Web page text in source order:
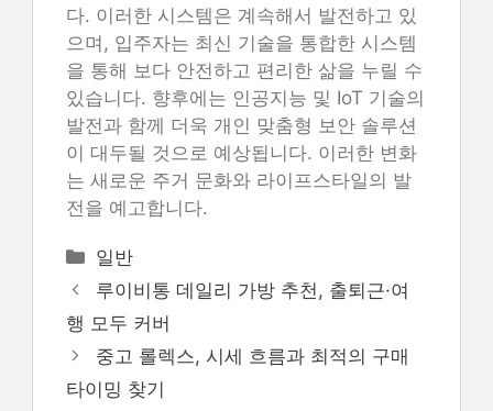
다. 이러한 시스템은 계속해서 발전하고 있
으며, 입주자는 최신 기술을 통합한 시스템
을 통해 보다 안전하고 편리한 삶을 누릴 수
있습니다. 향후에는 인공지능 및 IoT 기술의
발전과 함께 더욱 개인 맞춤형 보안 솔루션
이 대두될 것으로 예상됩니다. 이러한 변화
는 새로운 주거 문화와 라이프스타일의 발
전을 예고합니다.
카
테
고
리
일반
루이비통 데일리 가방 추천, 출퇴근·여
행 모두 커버
중고 롤렉스, 시세 흐름과 최적의 구매
타이밍 찾기